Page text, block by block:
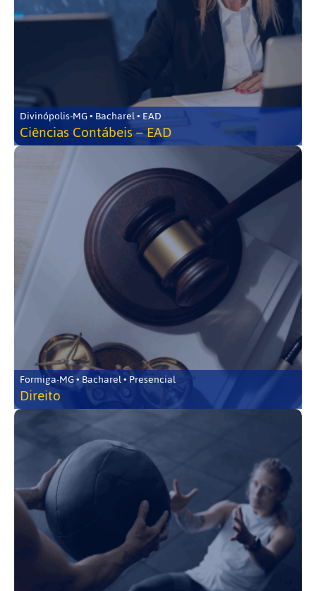
Divinópolis-MG • Bacharel • EAD
Ciências Contábeis – EAD
Formiga-MG • Bacharel • Presencial
Direito